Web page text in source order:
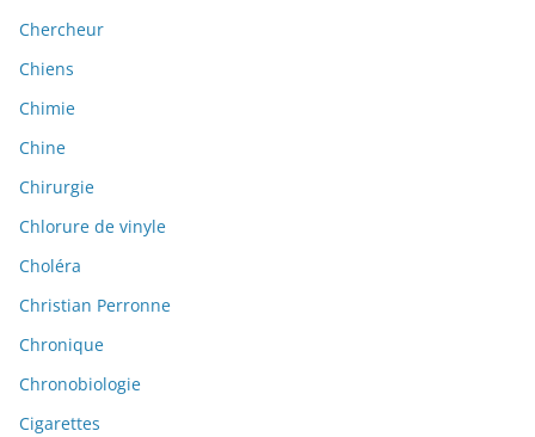
Chercheur
Chiens
Chimie
Chine
Chirurgie
Chlorure de vinyle
Choléra
Christian Perronne
Chronique
Chronobiologie
Cigarettes